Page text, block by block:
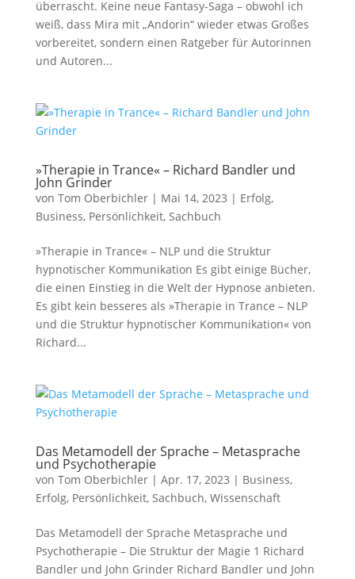
überrascht. Keine neue Fantasy-Saga – obwohl ich
weiß, dass Mira mit „Andorin“ wieder etwas Großes
vorbereitet, sondern einen Ratgeber für Autorinnen
und Autoren...
»Therapie in Trance« – Richard Bandler und
John Grinder
von Tom Oberbichler| Mai 14, 2023 | Erfolg,
Business, Persönlichkeit, Sachbuch
»Therapie in Trance« – NLP und die Struktur
hypnotischer Kommunikation Es gibt einige Bücher,
die einen Einstieg in die Welt der Hypnose anbieten.
Es gibt kein besseres als »Therapie in Trance – NLP
und die Struktur hypnotischer Kommunikation« von
Richard...
Das Metamodell der Sprache – Metasprache
und Psychotherapie
von Tom Oberbichler| Apr. 17, 2023 | Business,
Erfolg, Persönlichkeit, Sachbuch, Wissenschaft
Das Metamodell der Sprache Metasprache und
Psychotherapie – Die Struktur der Magie 1 Richard
Bandler und John Grinder Richard Bandler und John